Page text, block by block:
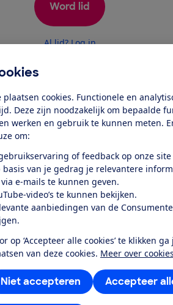
plaatsen cookies. Functionele en
Deze zijn noodzakelijk om bepaalde
werken en gebruik te kunnen meten.
om:
of feedback op onze
basis van je gedrag je relevantere
e-mails te kunnen geven.
video’s te kunnen bekijken.
aanbiedingen van de
op ‘Accepteer alle cookies’ te klikken
van deze cookies. Meer over
Accepteer
Niet accepteren
Word lid
Al lid? Log in
en schalen schoon en droog,
dichtbij...